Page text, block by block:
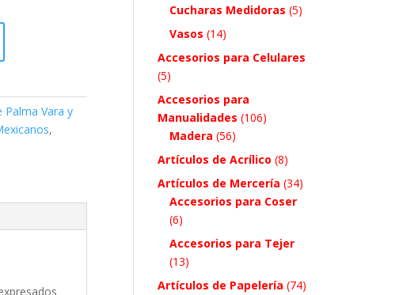
Palma Vara y
,
Cucharas Medidoras (5)
Vasos (14)
Accesorios para Celulares
(5)
Accesorios para
Manualidades (106)
Madera (56)
Artículos de Acrílico (8)
Artículos de Mercería (34)
Accesorios para Coser
(6)
Accesorios para Tejer
(13)
Artículos de Papelería (74)